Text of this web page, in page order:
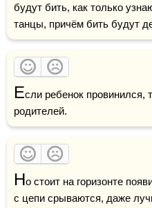
будут бить, как только
танцы, причём бить будут
Если ребенок провинился,
родителей.
Но стоит на горизонте
с цепи срываются, даже